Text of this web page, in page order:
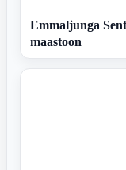
Emmaljunga
maastoon